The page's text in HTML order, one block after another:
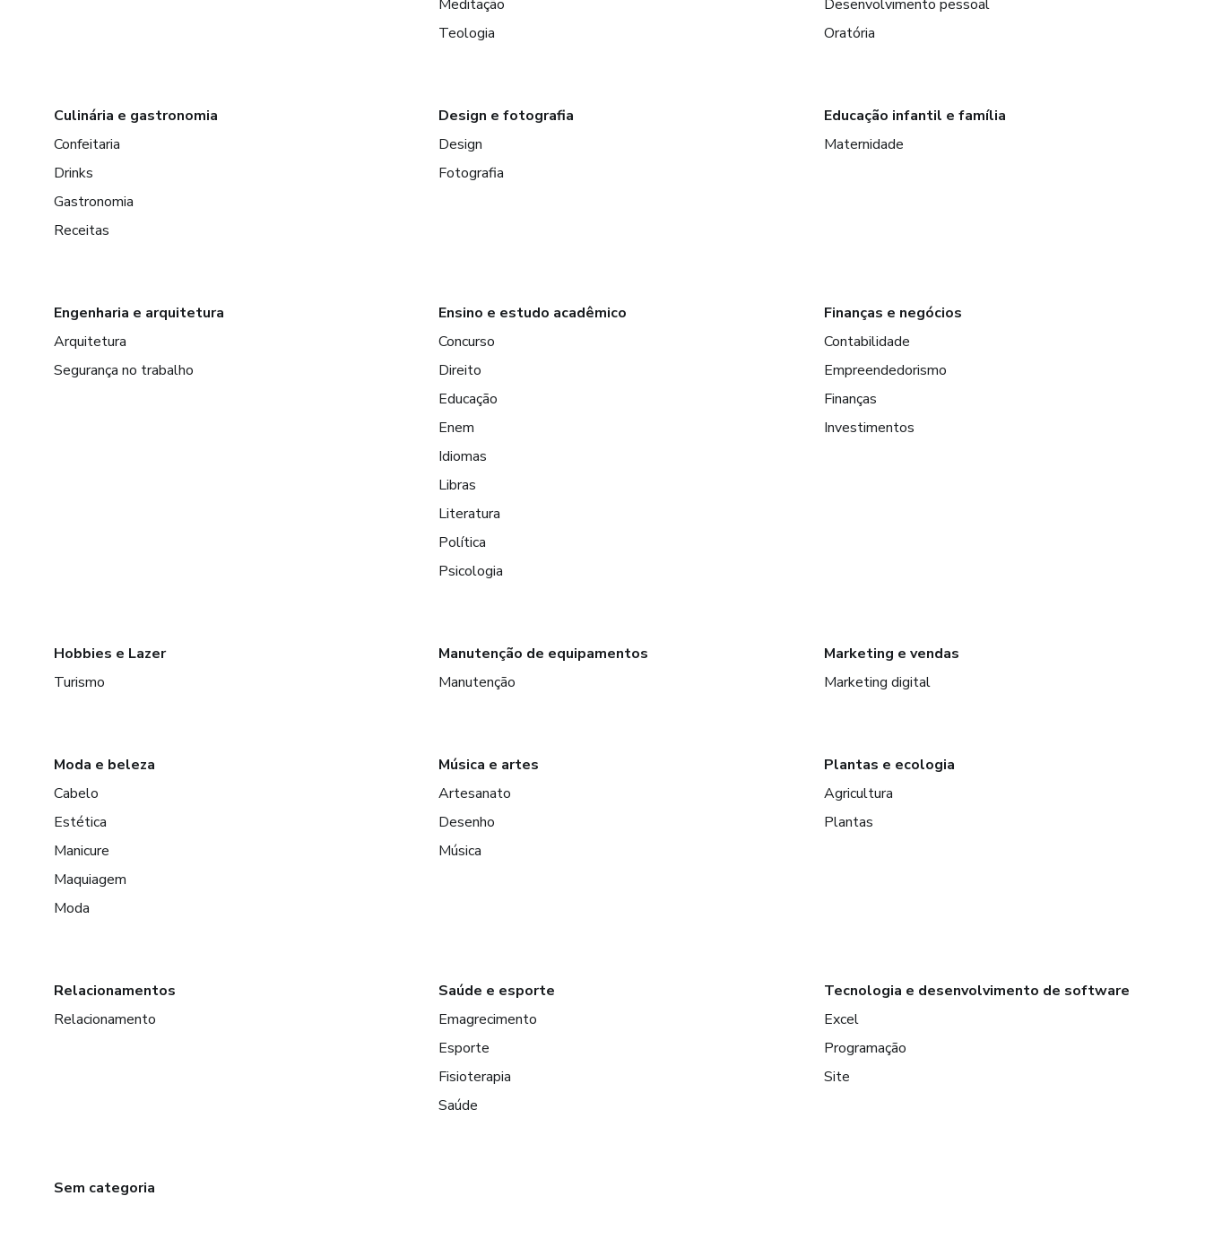
Meditação
Teologia
Desenvolvimento pessoal
Oratória
Culinária e gastronomia
Confeitaria
Drinks
Gastronomia
Receitas
Design e fotografia
Design
Fotografia
Educação infantil e família
Maternidade
Engenharia e arquitetura
Arquitetura
Segurança no trabalho
Ensino e estudo acadêmico
Concurso
Direito
Educação
Enem
Idiomas
Libras
Literatura
Política
Psicologia
Finanças e negócios
Contabilidade
Empreendedorismo
Finanças
Investimentos
Hobbies e Lazer
Turismo
Manutenção de equipamentos
Manutenção
Marketing e vendas
Marketing digital
Moda e beleza
Cabelo
Estética
Manicure
Maquiagem
Moda
Música e artes
Artesanato
Desenho
Música
Plantas e ecologia
Agricultura
Plantas
Relacionamentos
Relacionamento
Saúde e esporte
Emagrecimento
Esporte
Fisioterapia
Saúde
Tecnologia e desenvolvimento de software
Excel
Programação
Site
Sem categoria